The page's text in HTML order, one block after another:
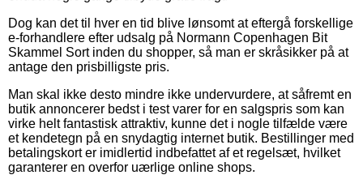
Dog kan det til hver en tid blive lønsomt at eftergå forskellige
e-forhandlere efter udsalg på Normann Copenhagen Bit
Skammel Sort inden du shopper, så man er skråsikker på at
antage den prisbilligste pris.
Man skal ikke desto mindre ikke undervurdere, at såfremt en
butik annoncerer bedst i test varer for en salgspris som kan
virke helt fantastisk attraktiv, kunne det i nogle tilfælde være
et kendetegn på en snydagtig internet butik. Bestillinger med
betalingskort er imidlertid indbefattet af et regelsæt, hvilket
garanterer en overfor uærlige online shops.